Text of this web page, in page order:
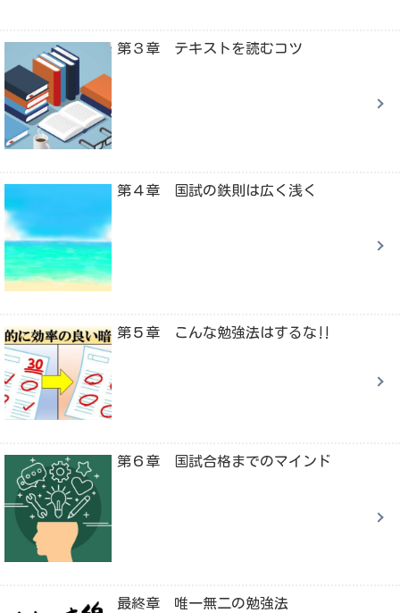
第３章 テキストを読むコツ
第４章 国試の鉄則は広く浅く
第５章 こんな勉強法はするな‼
第６章 国試合格までのマインド
最終章 唯一無二の勉強法